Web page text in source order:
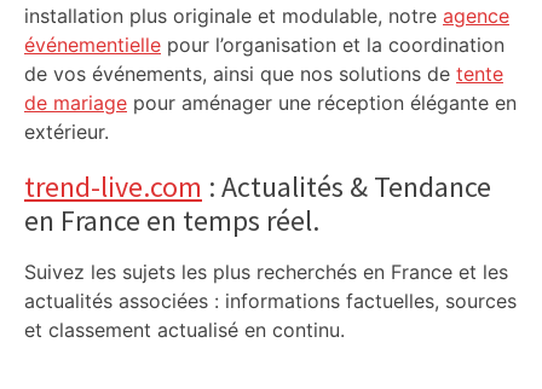
installation plus originale et modulable, notre agence
événementielle pour l’organisation et la coordination
de vos événements, ainsi que nos solutions de tente
de mariage pour aménager une réception élégante en
extérieur.
trend-live.com : Actualités & Tendance
en France en temps réel.
Suivez les sujets les plus recherchés en France et les
actualités associées : informations factuelles, sources
et classement actualisé en continu.